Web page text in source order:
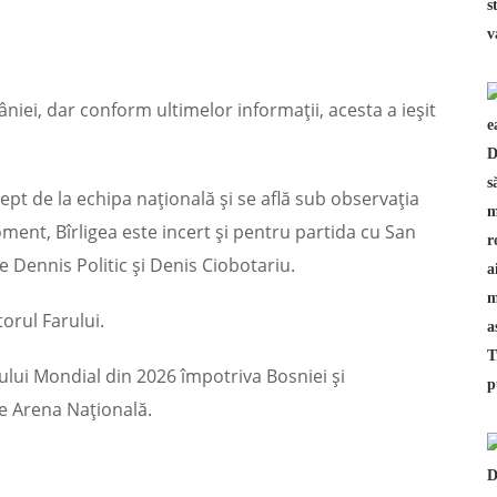
dar conform ultimelor informații, acesta a ieșit
de la echipa națională și se află sub observația
Bîrligea este incert și pentru partida cu San
Dennis Politic și Denis Ciobotariu.
Farului.
Mondial din 2026 împotriva Bosniei și
Arena Națională.